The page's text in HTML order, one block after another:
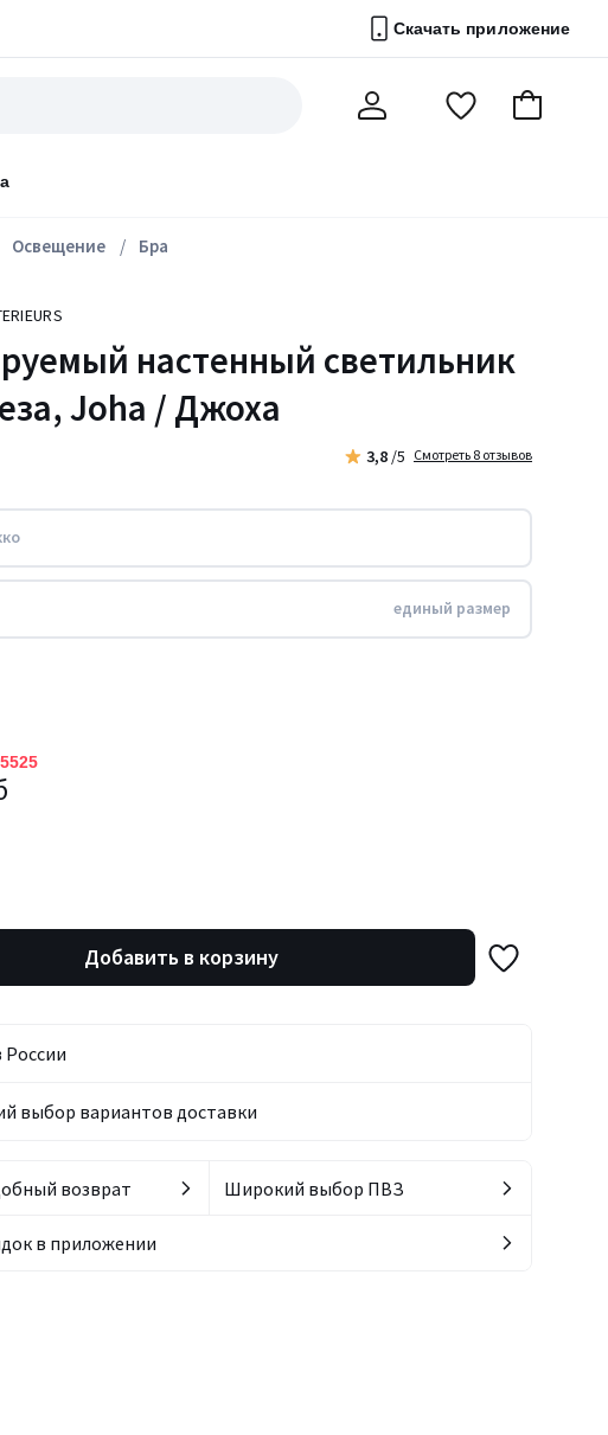
Скачать приложение
ПерейтиВ
Освещение Бра
настенный светильник
Joha / Джоха
3,8 /5 Смотреть 8 отзывов
единый размер
Добавить в корзину
России
выбор вариантов доставки
возврат Широкий выбор ПВЗ
в приложении